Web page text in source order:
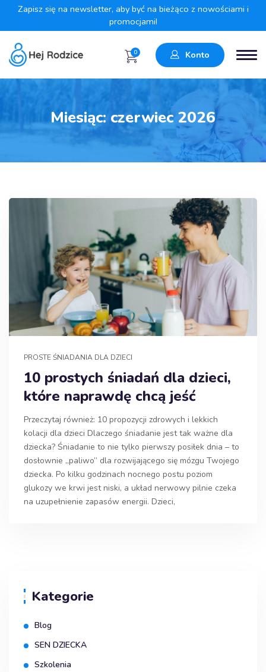
Zapisz się na newsletter, aby być na bieżąco z nowościami i
promocjami!
0 Konto
Miesiąc:czerwiec 2026
PROSTE ŚNIADANIA DLA DZIECI
10 prostych śniadań dla dzieci,
które naprawdę chcą jeść
Przeczytaj również: 10 propozycji zdrowych i lekkich
kolacji dla dzieci Dlaczego śniadanie jest tak ważne dla
dziecka? Śniadanie to nie tylko pierwszy posiłek dnia – to
dosłownie „paliwo” dla rozwijającego się mózgu Twojego
dziecka. Po kilku godzinach nocnego postu poziom
glukozy we krwi jest niski, a układ nerwowy pilnie czeka
na uzupełnienie zapasów energii. Dzieci,
Kategorie
Blog
SEN DZIECKA
Szkolenia